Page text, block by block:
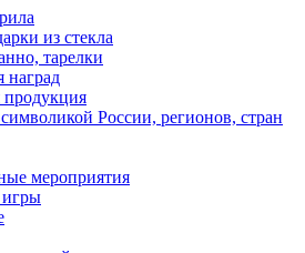
из стекла
тарелки
наград
продукция
России, регионов, стран
мероприятия
игры